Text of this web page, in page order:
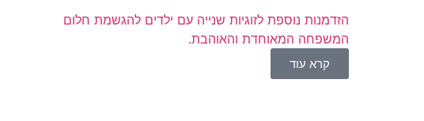
הזדמנות נוספת לזוגיות שנייה עם ילדים להגשמת חלום
המשפחה המאוחדת והאוהבת.
קרא עוד